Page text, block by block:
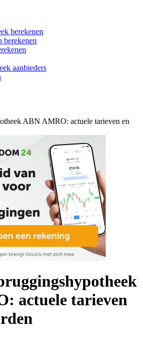
berekenen
berekenen
aanbieders
ABN AMRO: actuele tarieven en
actuele tarieven